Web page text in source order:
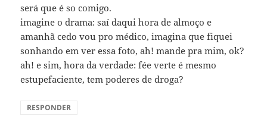
será que é so comigo.
imagine o drama: saí daqui hora de almoço e
amanhã cedo vou pro médico, imagina que fiquei
sonhando em ver essa foto, ah! mande pra mim, ok?
ah! e sim, hora da verdade: fée verte é mesmo
estupefaciente, tem poderes de droga?
RESPONDER